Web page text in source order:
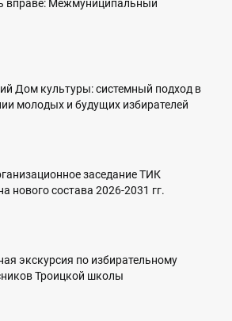
вправе: Межмуниципальный
Дом культуры: системный подход в
молодых и будущих избирателей
заседание ТИК
нового состава 2026-2031 гг.
экскурсия по избирательному
Троицкой школы